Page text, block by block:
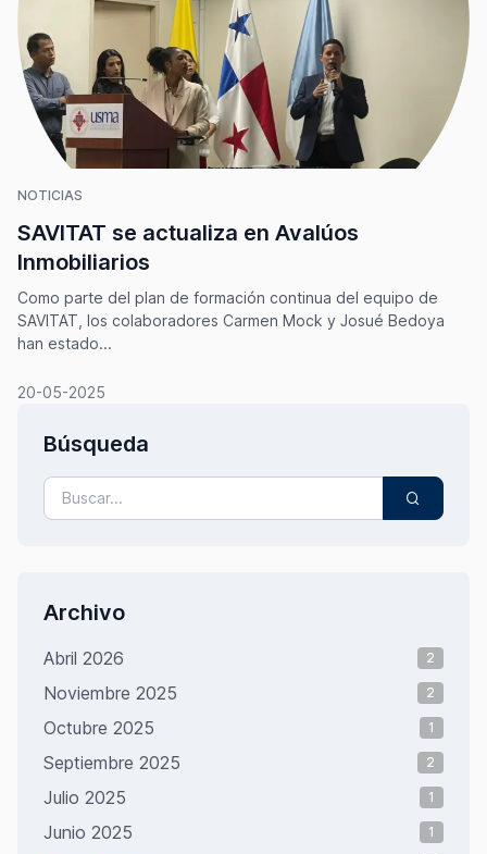
NOTICIAS
SAVITAT se actualiza en Avalúos
Inmobiliarios
Como parte del plan de formación continua del equipo de
SAVITAT, los colaboradores Carmen Mock y Josué Bedoya
han estado...
20-05-2025
Búsqueda
Archivo
Abril 2026 2
Noviembre 2025 2
Octubre 2025 1
Septiembre 2025 2
Julio 2025 1
Junio 2025 1